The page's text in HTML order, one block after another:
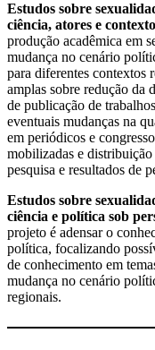
Estudos sobre
ciência, atores e
produção acadêmica em
mudança no cenário
para diferentes contextos
amplas sobre redução da
de publicação de
eventuais mudanças na
em periódicos e
mobilizadas e
pesquisa e resultados de
Estudos sobre
ciência e política sob
projeto é adensar o
política, focalizando
de conhecimento em
mudança no cenário
regionais.